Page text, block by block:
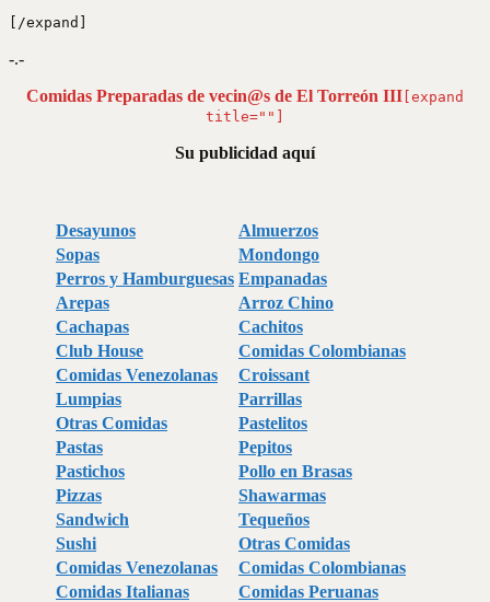
[/expand]
-.-
Comidas Preparadas de vecin@s de El Torreón III [expand
title=""]
Su publicidad aquí
Desayunos
Almuerzos
Sopas
Mondongo
Perros y Hamburguesas Empanadas
Arepas
Arroz Chino
Cachapas
Cachitos
Club House
Comidas Colombianas
Comidas Venezolanas
Croissant
Lumpias
Parrillas
Otras Comidas
Pastelitos
Pastas
Pepitos
Pastichos
Pollo en Brasas
Pizzas
Shawarmas
Sandwich
Tequeños
Sushi
Otras Comidas
Comidas Venezolanas
Comidas Colombianas
Comidas Italianas
Comidas Peruanas